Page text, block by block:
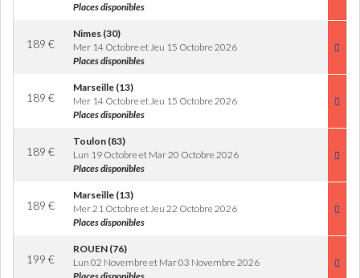
Places disponibles
189 €
Nimes (30)
Mer 14 Octobre et Jeu 15 Octobre 2026
Places disponibles
189 €
Marseille (13)
Mer 14 Octobre et Jeu 15 Octobre 2026
Places disponibles
189 €
Toulon (83)
Lun 19 Octobre et Mar 20 Octobre 2026
Places disponibles
189 €
Marseille (13)
Mer 21 Octobre et Jeu 22 Octobre 2026
Places disponibles
199 €
ROUEN (76)
Lun 02 Novembre et Mar 03 Novembre 2026